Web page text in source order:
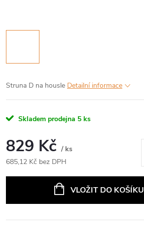
Struna D na housle Detailní informace
Skladem prodejna 5 ks
829 Kč / ks
685,12 Kč bez DPH
VLOŽIT DO KOŠÍKU